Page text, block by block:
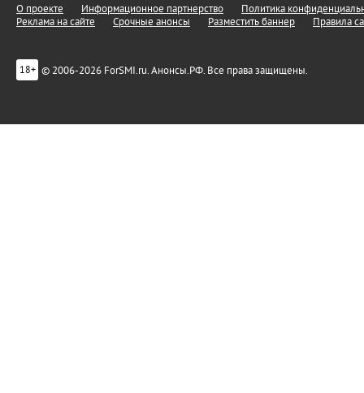
О проекте Информационное партнерство
Политика
Реклама на сайте
Срочные анонсы Разместить баннер Правила
18+ © 2006-2026 ForSMI.ru. Анонсы.РФ. Все права защищены.